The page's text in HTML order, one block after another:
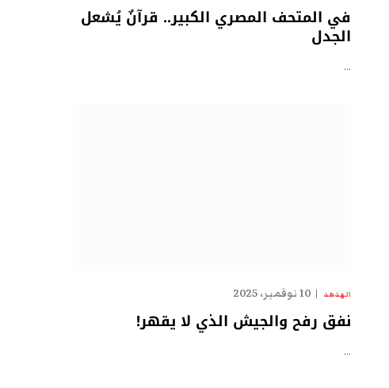
في المتحف المصري الكبير.. قرآنٌ يُشعل
الجدل
…
الهدهد 10 نوفمبر، 2025
نفق رفح والجيش الذي لا يقهر!
…